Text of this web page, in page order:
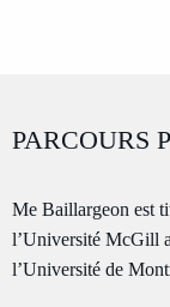
PARCOURS
Me Baillargeon est
l’Université McGill
l’Université de